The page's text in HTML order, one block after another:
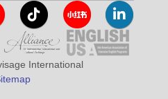
International